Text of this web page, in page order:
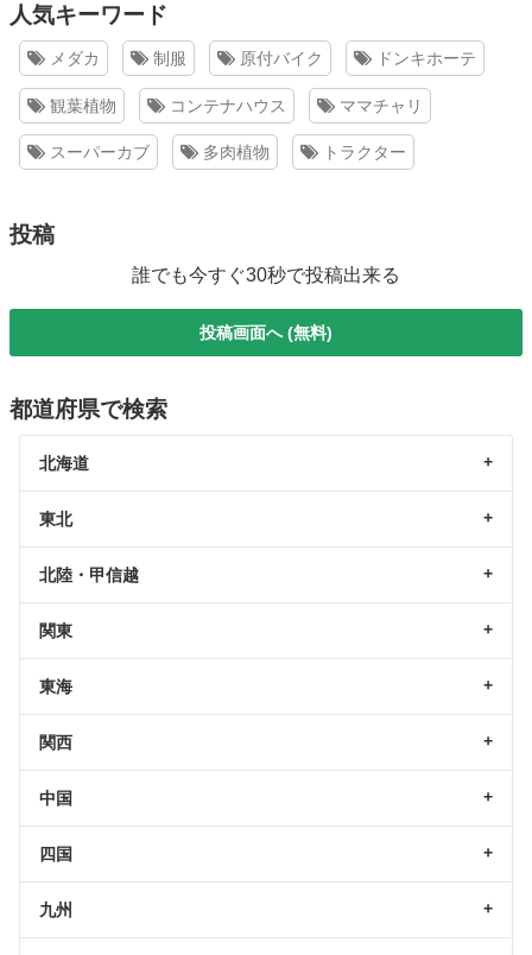
人気キーワード
メダカ 制服 原付バイク ドンキホーテ
観葉植物 コンテナハウス ママチャリ
スーパーカブ 多肉植物 トラクター
投稿
誰でも今すぐ30秒で投稿出来る
投稿画面へ (無料)
都道府県で検索
北海道
東北
北陸・甲信越
関東
東海
関西
中国
四国
九州